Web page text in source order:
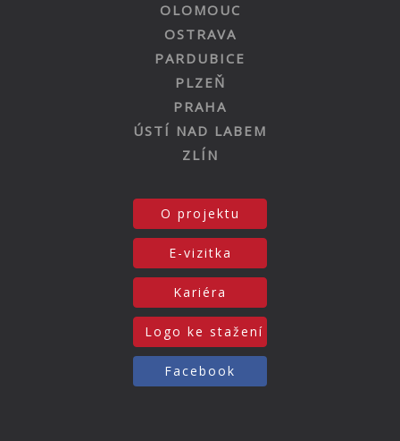
OLOMOUC
OSTRAVA
PARDUBICE
PLZEŇ
PRAHA
ÚSTÍ NAD LABEM
ZLÍN
O projektu
E-vizitka
Kariéra
Logo ke stažení
Facebook